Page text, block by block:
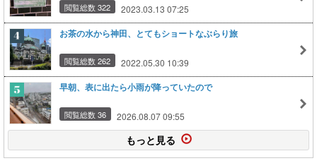
閲覧総数 322 2023.03.13 07:25
お茶の水から神田、とてもショートなぶらり旅
閲覧総数 262 2022.05.30 10:39
早朝、表に出たら小雨が降っていたので
閲覧総数 36 2026.08.07 09:55
もっと見る